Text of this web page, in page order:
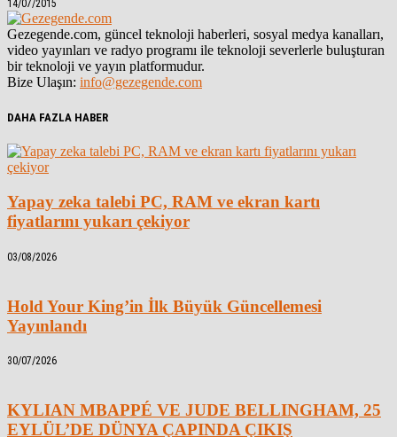
14/07/2015
Gezegende.com, güncel teknoloji haberleri, sosyal medya kanalları,
video yayınları ve radyo programı ile teknoloji severlerle buluşturan
bir teknoloji ve yayın platformudur.
Bize Ulaşın: info@gezegende.com
DAHA FAZLA HABER
Yapay zeka talebi PC, RAM ve ekran kartı
fiyatlarını yukarı çekiyor
03/08/2026
Hold Your King’in İlk Büyük Güncellemesi
Yayınlandı
30/07/2026
KYLIAN MBAPPÉ VE JUDE BELLINGHAM, 25
EYLÜL’DE DÜNYA ÇAPINDA ÇIKIŞ